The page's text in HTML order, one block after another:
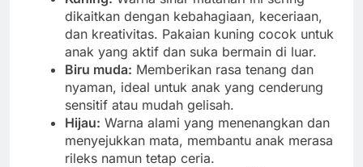
dikaitkan dengan kebahagiaan, keceriaan,
dan kreativitas. Pakaian kuning cocok untuk
anak yang aktif dan suka bermain di luar.
Biru muda: Memberikan rasa tenang dan
nyaman, ideal untuk anak yang cenderung
sensitif atau mudah gelisah.
Hijau: Warna alami yang menenangkan dan
menyejukkan mata, membantu anak merasa
rileks namun tetap ceria.